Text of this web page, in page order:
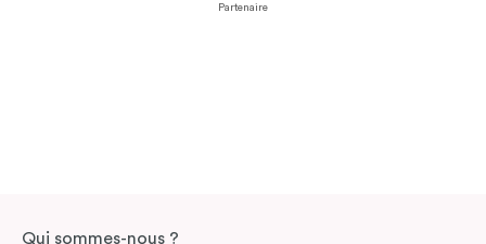
Partenaire
Qui sommes-nous ?